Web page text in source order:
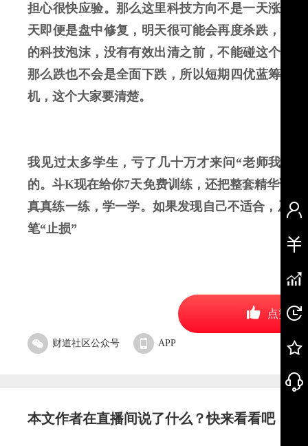
担心很快应验。那么这里科技方向不是一天涨上
天即便是盘中修复，明天很可能会再度杀跌，这
的科技泡沫，没有有效出清之前，不能碰这个方
那么跌也不会是全面下跌，所以短期四优蓝筹股
机，这个大家要清楚。
我见过太多学生，亏了几十万才来问“老师我该
的。斗K现在给你7天免费训练，还把整套精华课
真真练一练，学一学。如果发现自己不适合，及
笔“止损”
点赞
财道社区公众号 APP
本文作者在直播间说了什么？快来看看吧